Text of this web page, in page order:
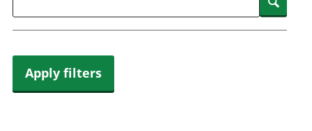
Apply filters